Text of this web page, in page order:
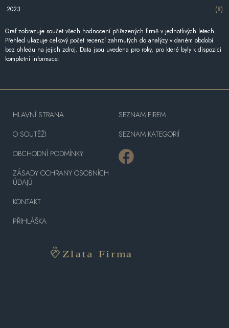
2023 (8)
Graf zobrazuje součet všech hodnocení přiřazených firmě v jednotlivých letech.
Přehled ukazuje celkový počet recenzí zahrnutých do analýzy v daném období
bez ohledu na jejich zdroj. Data jsou uvedena pro roky, pro které byly k dispozici
kompletní informace.
HLAVNÍ STRANA
O SOUTĚŽI
OBCHODNÍ PODMÍNKY
ZÁSADY OCHRANY OSOBNÍCH
ÚDAJŮ
KONTAKT
PŘIHLÁŠKA
SEZNAM FIREM
SEZNAM KATEGORIÍ